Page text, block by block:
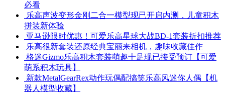
必看
乐高声波变形金刚二合一模型现已开启内测，儿童积木
拼装新体验
亚马逊限时优惠！可爱乐高星球大战BD-1套装折扣推荐
乐高很新套装还原经典宝丽来相机，趣味收藏佳作
格迷Gizmo乐高积木套装萌趣十足现已接受预订【可爱
萌系积木玩具】
新款MetalGearRex动作玩偶配搞笑乐高风迷你人偶【机
器人模型收藏】